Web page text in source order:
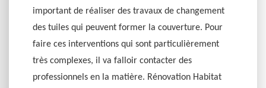
important de réaliser des travaux de changement
des tuiles qui peuvent former la couverture. Pour
faire ces interventions qui sont particulièrement
très complexes, il va falloir contacter des
professionnels en la matière. Rénovation Habitat